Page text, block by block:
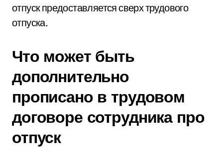
отпуск предоставляется сверх трудового
отпуска.
Что может быть
дополнительно
прописано в трудовом
договоре сотрудника про
отпуск